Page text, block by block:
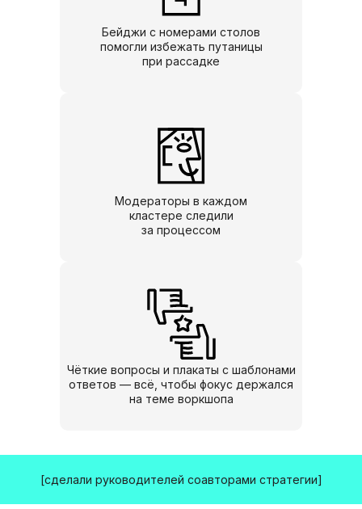
Бейджи с номерами столов
помогли избежать путаницы
при рассадке
Модераторы в каждом
кластере следили
за процессом
Чёткие вопросы и плакаты с шаблонами
ответов — всё, чтобы фокус держался
на теме воркшопа
[сделали руководителей соавторами стратегии]
Эксперт в области внутренних
культурой и вовлеченностью. Копает
СЕО